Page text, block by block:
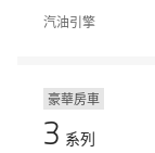
汽油引擎
豪華房車
3 系列